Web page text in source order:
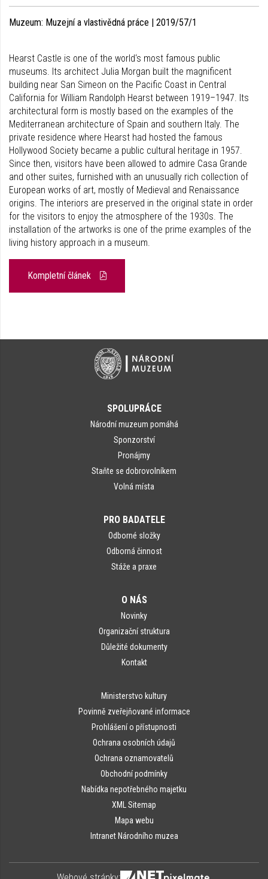
Muzeum: Muzejní a vlastivědná práce | 2019/57/1
Hearst Castle is one of the world‘s most famous public
museums. Its architect Julia Morgan built the magnificent
building near San Simeon on the Pacific Coast in Central
California for William Randolph Hearst between 1919–1947. Its
architectural form is mostly based on the examples of the
Mediterranean architecture of Spain and southern Italy. The
private residence where Hearst had hosted the famous
Hollywood Society became a public cultural heritage in 1957.
Since then, visitors have been allowed to admire Casa Grande
and other suites, furnished with an unusually rich collection of
European works of art, mostly of Medieval and Renaissance
origins. The interiors are preserved in the original state in order
for the visitors to enjoy the atmosphere of the 1930s. The
installation of the artworks is one of the prime examples of the
living history approach in a museum.
Kompletní článek
SPOLUPRÁCE
Národní muzeum pomáhá
Sponzorství
Pronájmy
Staňte se dobrovolníkem
Volná místa
PRO BADATELE
Odborné složky
Odborná činnost
Stáže a praxe
O NÁS
Novinky
Organizační struktura
Důležité dokumenty
Kontakt
Ministerstvo kultury
Povinně zveřejňované informace
Prohlášení o přístupnosti
Ochrana osobních údajů
Ochrana oznamovatelů
Obchodní podmínky
Nabídka nepotřebného majetku
XML Sitemap
Mapa webu
Intranet Národního muzea